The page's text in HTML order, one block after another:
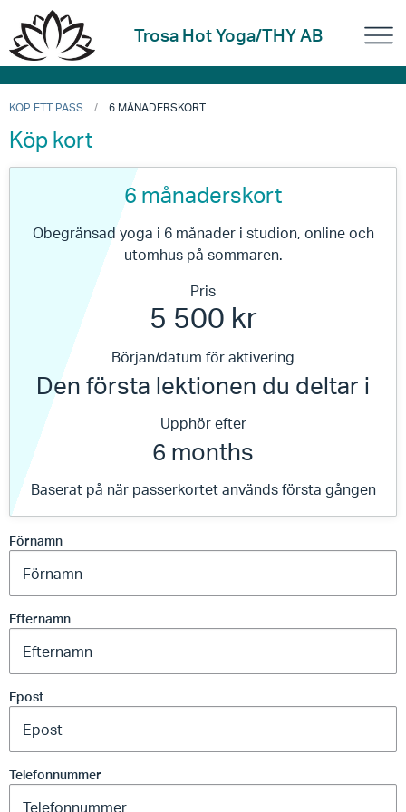
Trosa Hot Yoga/THY AB
KÖP ETT PASS 6 MÅNADERSKORT
Köp kort
6 månaderskort
Obegränsad yoga i 6 månader i studion, online och
utomhus på sommaren.
Pris
5 500 kr
Början/datum för aktivering
Den första lektionen du deltar i
Upphör efter
6 months
Baserat på när passerkortet används första gången
Förnamn
Efternamn
Epost
Telefonnummer